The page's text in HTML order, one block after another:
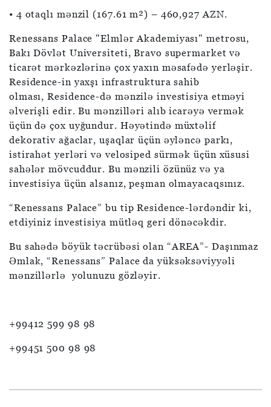
• 4 otaqlı mənzil (167.61 m²) – 460,927 AZN.
Renessans Palace "Elmlər Akademiyası" metrosu,
Bakı Dövlət Universiteti, Bravo supermarket və
ticarət mərkəzlərinə çox yaxın məsafədə yerləşir.
Residence-in yaxşı infrastruktura sahib
olması, Residence-də mənzilə investisiya etməyi
əlverişli edir. Bu mənzilləri alıb icarəyə vermək
üçün də çox uyğundur. Həyətində müxtəlif
dekorativ ağaclar, uşaqlar üçün əyləncə parkı,
istirahət yerləri və velosiped sürmək üçün xüsusi
sahələr mövcuddur. Bu mənzili özünüz və ya
investisiya üçün alsanız, peşman olmayacaqsınız.
“Renessans Palace” bu tip Residence-lərdəndir ki,
etdiyiniz investisiya mütləq geri dönəcəkdir.
Bu sahədə böyük təcrübəsi olan “AREA”- Daşınmaz
Əmlak, “Renessans” Palace da yüksəksəviyyəli
mənzillərlə yolunuzu gözləyir.
+99412 599 98 98
+99451 500 98 98